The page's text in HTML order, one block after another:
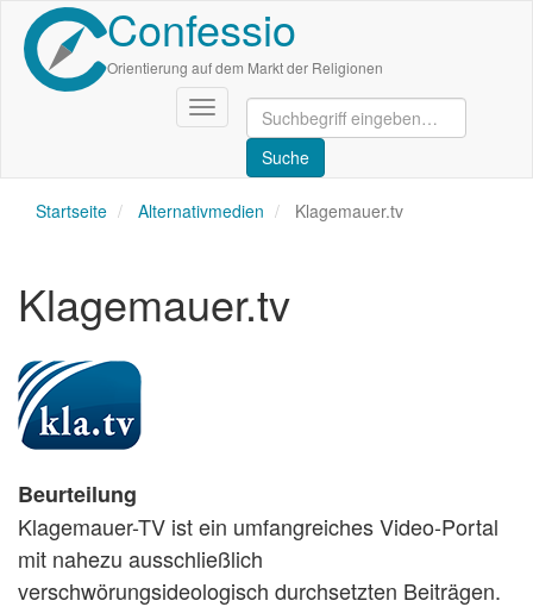
Direkt
zum
Inhalt
Confessio
Orientierung auf dem Markt der Religionen
Navigation
aktivieren/deaktivieren
Startseite Alternativmedien Klagemauer.tv
Klagemauer.tv
Beurteilung
Klagemauer-TV ist ein umfangreiches Video-Portal
mit nahezu ausschließlich
verschwörungsideologisch durchsetzten Beiträgen.